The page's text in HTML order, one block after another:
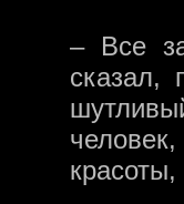
– Все
сказал,